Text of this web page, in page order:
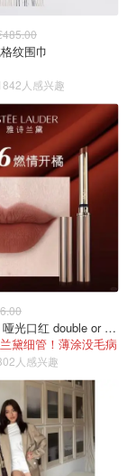
纹围巾
人感兴趣
Estee Lauder 哑光口红 double or nothing色号
黛细管！薄涂没毛病
人感兴趣